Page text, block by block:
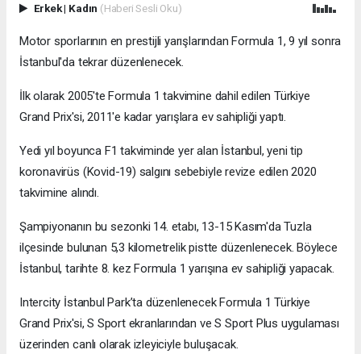
Erkek| Kadın (Haberi Sesli Oku)
Motor sporlarının en prestijli yarışlarından Formula 1, 9 yıl sonra
İstanbul'da tekrar düzenlenecek.
İlk olarak 2005'te Formula 1 takvimine dahil edilen Türkiye
Grand Prix'si, 2011'e kadar yarışlara ev sahipliği yaptı.
Yedi yıl boyunca F1 takviminde yer alan İstanbul, yeni tip
koronavirüs (Kovid-19) salgını sebebiyle revize edilen 2020
takvimine alındı.
Şampiyonanın bu sezonki 14. etabı, 13-15 Kasım'da Tuzla
ilçesinde bulunan 5,3 kilometrelik pistte düzenlenecek. Böylece
İstanbul, tarihte 8. kez Formula 1 yarışına ev sahipliği yapacak.
Intercity İstanbul Park’ta düzenlenecek Formula 1 Türkiye
Grand Prix'si, S Sport ekranlarından ve S Sport Plus uygulaması
üzerinden canlı olarak izleyiciyle buluşacak.